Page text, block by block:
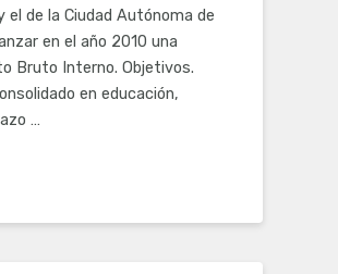
el de la Ciudad Autónoma de
en el año 2010 una
Bruto Interno. Objetivos.
en educación,
…